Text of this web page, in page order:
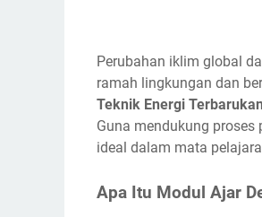
Perubahan iklim global
ramah lingkungan dan
Teknik Energi Terbarukan
Guna mendukung
ideal dalam mata
Apa Itu Modul Ajar